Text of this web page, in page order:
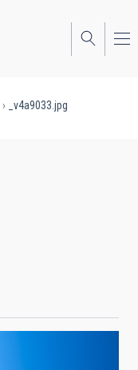
_v4a9033.jpg